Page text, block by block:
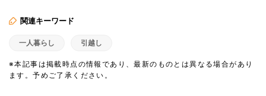
関連キーワード
一人暮らし 引越し
※本記事は掲載時点の情報であり、最新のものとは異なる場合があり
ます。予めご了承ください。